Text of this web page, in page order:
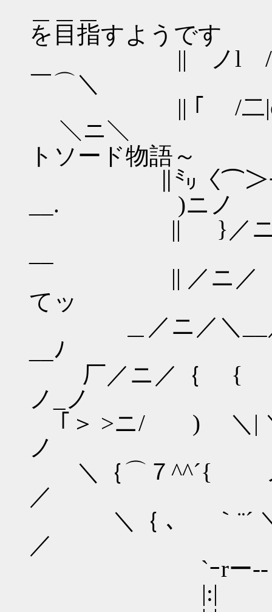
を目指すようです
|| ノl /-|o|ﾆo
￣⌒＼
|| ｢ /二|o|ﾆo
＼ニ＼ ～原作
トソード物語～
∥㍉〈⌒＞ｰ
__. )ニノ
|| }／ニ/ ＼{__
|| ／ニ／ ＼
てッ
＿／ニ／＼__／
__ﾉ
厂／ニ／｛ { |
ノ_ノ
｢＞ >ニ/ ) ＼|
ノ
＼｛⌒７
／
＼｛ ､ ｀¨´
／
`ｰrー--「ヽ
|:| ｌ